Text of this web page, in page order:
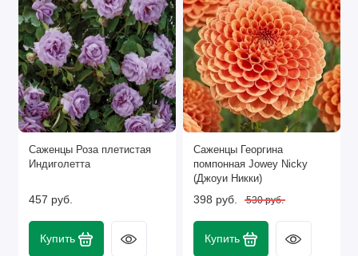
сторон под углом - так влага будет испаряться
медленнее.
Саженцы Роза плетистая
Индиголетта
457 руб.
Купить
Саженцы Георгина
помпонная Jowey Nicky
(Джоуи Никки)
398 руб. 530 руб.
Купить